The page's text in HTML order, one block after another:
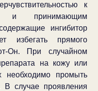
к
и принимающим
ингибитор
избегать прямого
Он. При случайном
на кожу или
необходимо промыть
В случае проявления